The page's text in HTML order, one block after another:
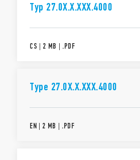
Typ 27.0X.X.XXX.4000
CS | 2 MB | .PDF
Type 27.0X.X.XXX.4000
EN | 2 MB | .PDF